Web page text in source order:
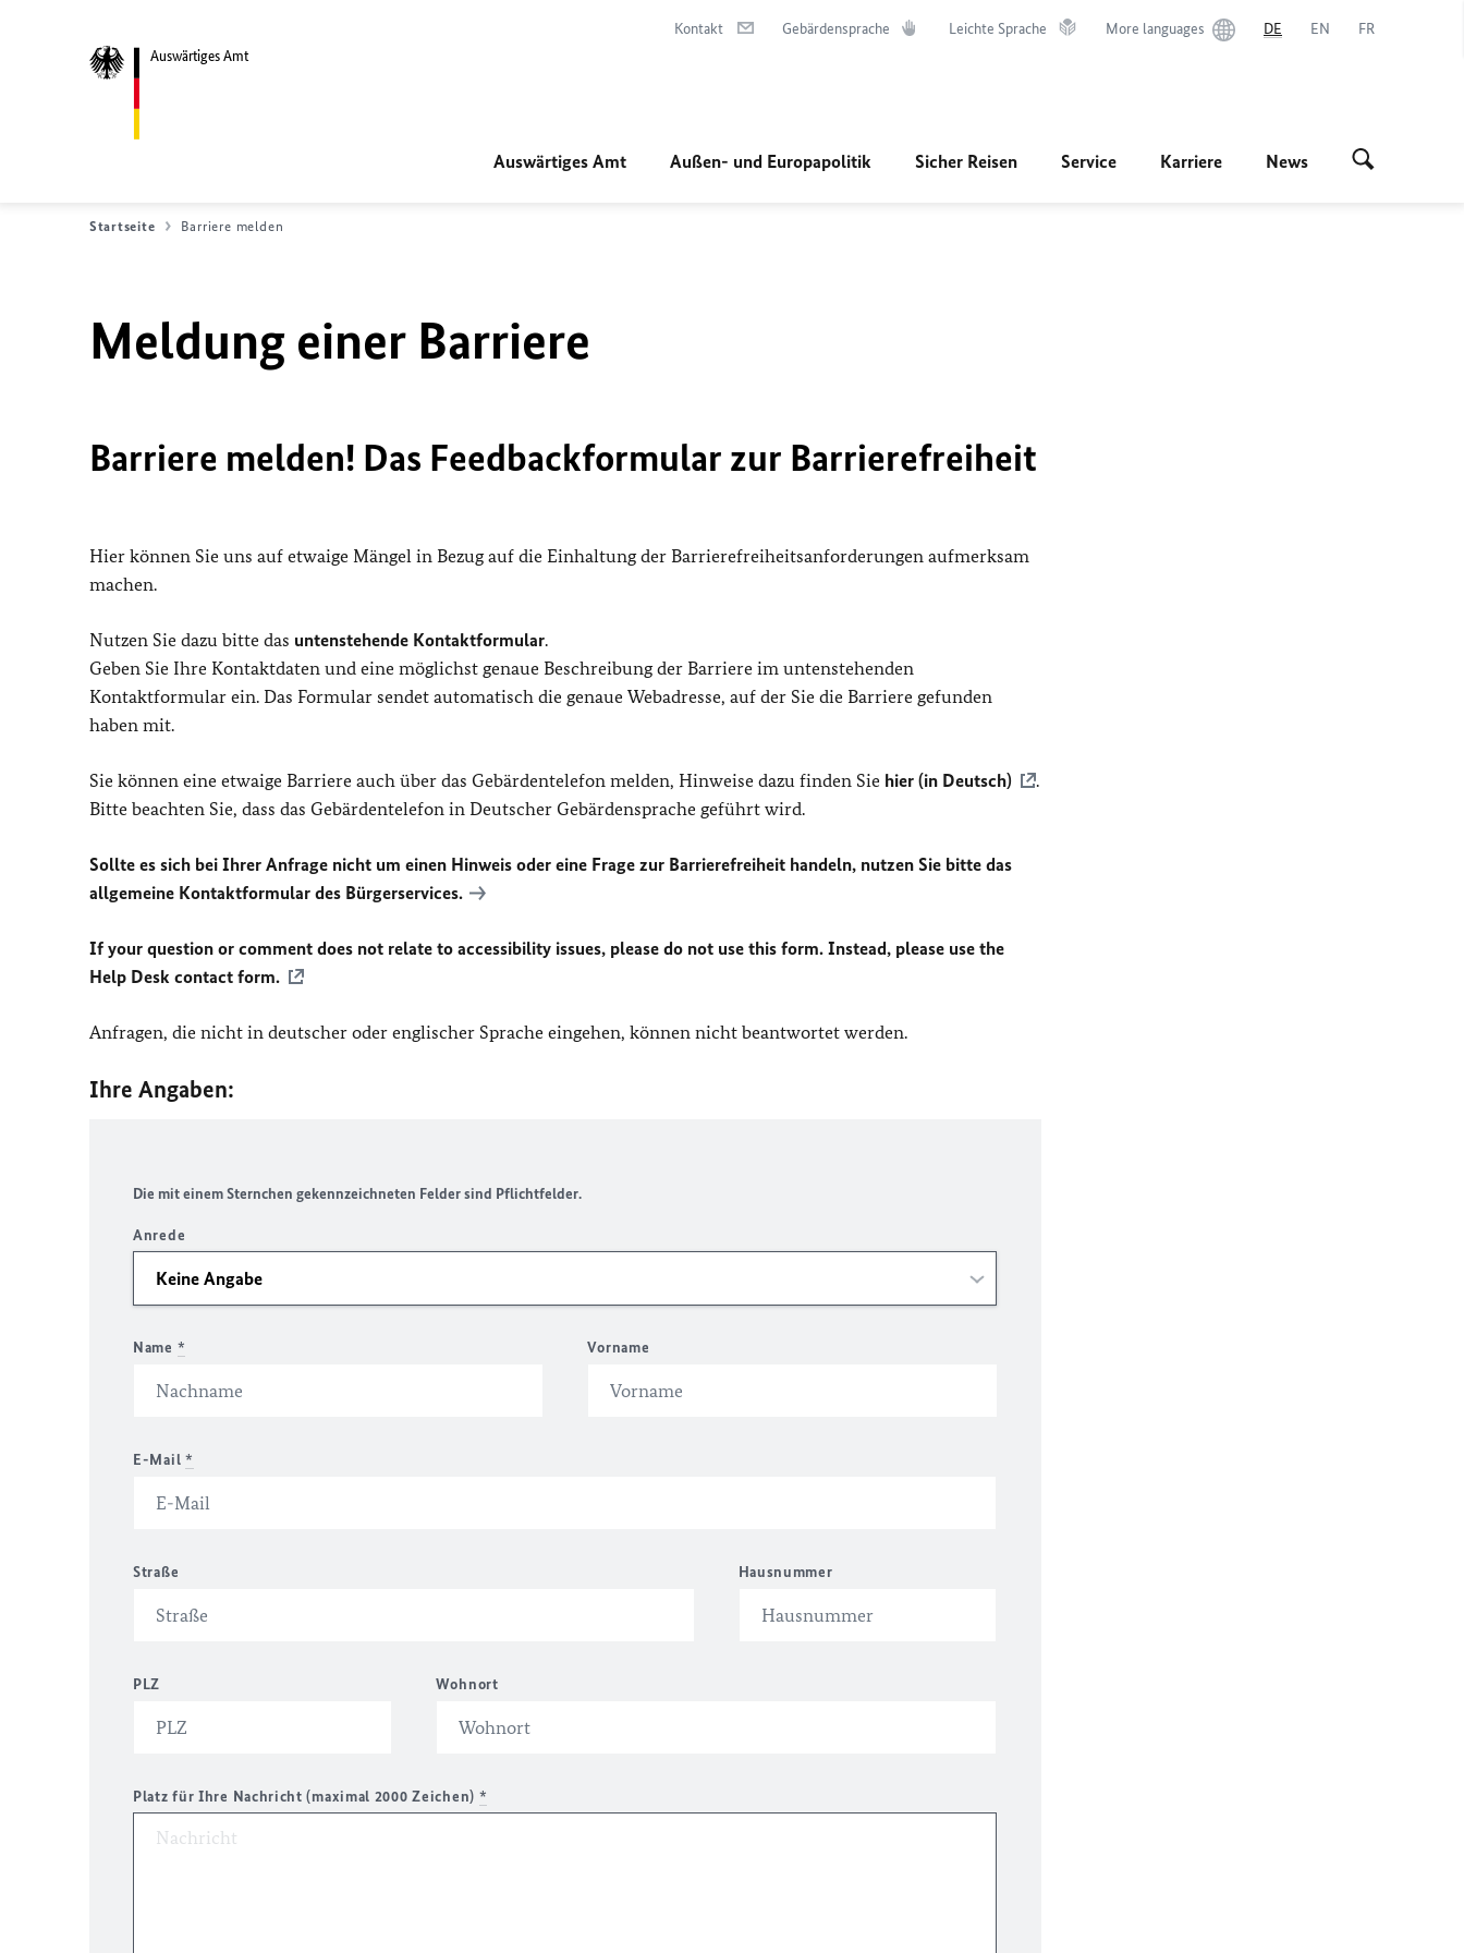
Auswärtiges Amt
Kontakt Gebärdensprache Leichte Sprache More languages DE EN FR
Auswärtiges Amt Außen- und Europapolitik Sicher Reisen Service Karriere News
Startseite Barriere melden
Meldung einer Barriere
Barriere melden! Das Feedbackformular zur Barrierefreiheit
Hier können Sie uns auf etwaige Mängel in Bezug auf die Einhaltung der Barrierefreiheitsanforderungen aufmerksam
machen.
Nutzen Sie dazu bitte das untenstehende Kontaktformular.
Geben Sie Ihre Kontaktdaten und eine möglichst genaue Beschreibung der Barriere im untenstehenden
Kontaktformular ein. Das Formular sendet automatisch die genaue Webadresse, auf der Sie die Barriere gefunden
haben mit.
Sie können eine etwaige Barriere auch über das Gebärdentelefon melden, Hinweise dazu finden Sie hier (in Deutsch)
.
Bitte beachten Sie, dass das Gebärdentelefon in Deutscher Gebärdensprache geführt wird.
Sollte es sich bei Ihrer Anfrage nicht um einen Hinweis oder eine Frage zur Barrierefreiheit handeln, nutzen Sie bitte das
allgemeine Kontaktformular des Bürgerservices.
If your question or comment does not relate to accessibility issues, please do not use this form. Instead, please use the
Help Desk contact form.
Anfragen, die nicht in deutscher oder englischer Sprache eingehen, können nicht beantwortet werden.
Ihre Angaben:
Die mit einem Sternchen gekennzeichneten Felder sind Pflichtfelder.
Anrede
Name * Vorname
E-Mail *
Straße Hausnummer
PLZ Wohnort
Platz für Ihre Nachricht (maximal 2000 Zeichen) *